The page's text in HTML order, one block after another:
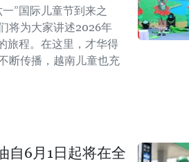
”国际儿童节到来之
将为大家讲述2026年
旅程。在这里，才华得
断传播，越南儿童也充
自6月1日起将在全